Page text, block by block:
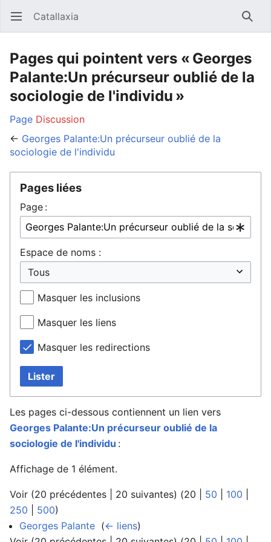
Ouvrir le menu principal Catallaxia
Pages qui pointent vers « Georges
Palante:Un précurseur oublié de la
sociologie de l'individu »
Page Discussion
← Georges Palante:Un précurseur oublié de la
sociologie de l'individu
Pages liées
Page :
Espace de noms :
Masquer les inclusions
Masquer les liens
Masquer les redirections
Lister
Les pages ci-dessous contiennent un lien vers
Georges Palante:Un précurseur oublié de la
sociologie de l'individu :
Affichage de 1 élément.
Voir (20 précédentes 20 suivantes) (20 50 100
250
500)
Georges Palante (← liens)